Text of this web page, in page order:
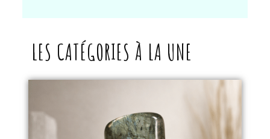
LES CATÉGORIES À LA UNE